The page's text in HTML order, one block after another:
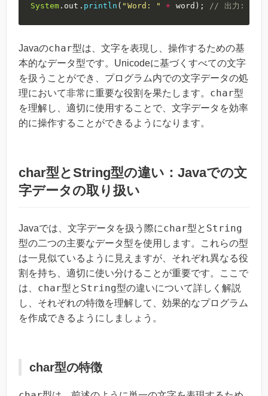
System . out . println ( "Word: " + word ) ; // 出力:
Javaのchar型は、文字を表現し、操作するための基
本的なデータ型です。Unicodeに基づくすべての文字
を扱うことができ、プログラム内での文字データの処
理において非常に重要な役割を果たします。 char型
を理解し、適切に使用することで、文字データを効率
的に操作することができるようになります。
char型とString型の違い：Javaでの文
字データの取り扱い
Javaでは、文字データを扱う際にchar型と String
型の二つの主要なデータ型を使用します。これらの型
は一見似ているように見えますが、それぞれ異なる役
割を持ち、適切に使い分けることが重要です。ここで
は、 char型と String型の違いについて詳しく解説
し、それぞれの特徴を理解して、効果的なプログラム
を作成できるようにしましょう。
char型の特徴